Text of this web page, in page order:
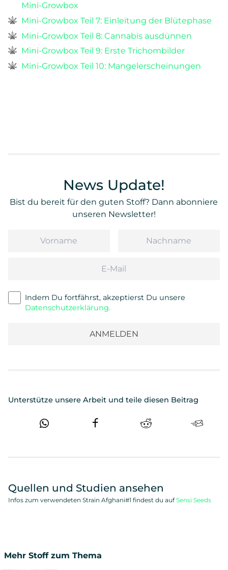
Mini-Growbox
Mini-Growbox Teil 7: Einleitung der Blütephase
Mini-Growbox Teil 8: Cannabis ausdünnen
Mini-Growbox Teil 9: Erste Trichombilder
Mini-Growbox Teil 10: Mangelerscheinungen
News Update!
Bist du bereit für den guten Stoff? Dann abonniere
unseren Newsletter!
Indem Du fortfährst, akzeptierst Du unsere
Datenschutzerklärung.
Unterstütze unsere Arbeit und teile diesen Beitrag
Quellen und Studien ansehen
Infos zum verwendeten Strain Afghani#1 findest du aufSensi Seeds
Mehr Stoff zum Thema